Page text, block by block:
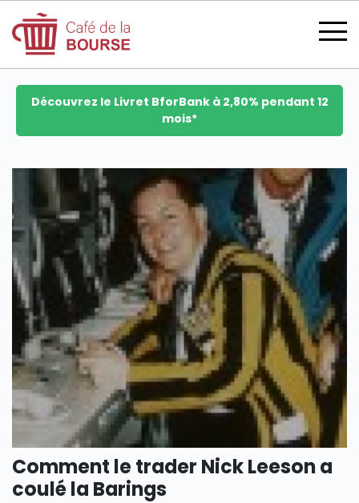
se connecter
devenir membre
CATÉGORIES
SECTIONS
Découvrez le Livret BforBank à 2,80% pendant 12
mois*
Comment le trader Nick Leeson a
coulé la Barings